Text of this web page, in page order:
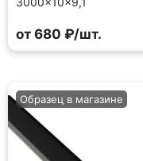
от 680 ₽/шт.
Образец в магазине